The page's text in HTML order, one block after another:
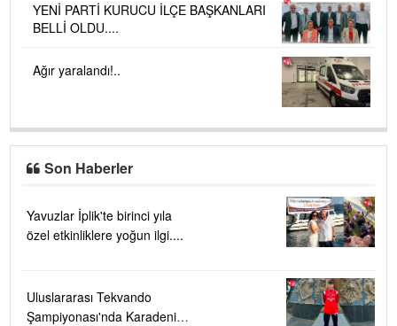
YENİ PARTİ KURUCU İLÇE BAŞKANLARI
BELLİ OLDU....
Ağır yaralandı!..
Son Haberler
Yavuzlar İplik'te birinci yıla
özel etkinliklere yoğun ilgi....
Uluslararası Tekvando
Şampiyonası'nda Karadeniz